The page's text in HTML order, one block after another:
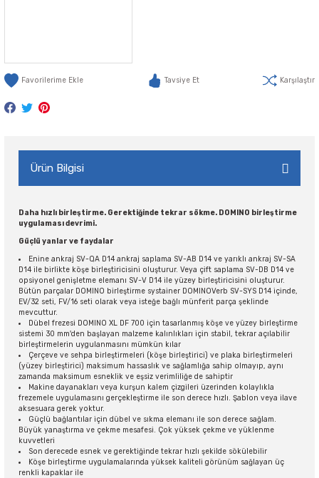
Tavsiye Et Karşılaştır
Ürün Bilgisi
Daha hızlı birleştirme. Gerektiğinde tekrar sökme. DOMINO birleştirme
uygulaması devrimi.
Güçlü yanlar ve faydalar
Enine ankraj SV-QA D14 ankraj saplama SV-AB D14 ve yarıklı ankraj SV-SA
D14 ile birlikte köşe birleştiricisini oluşturur. Veya çift saplama SV-DB D14 ve
opsiyonel genişletme elemanı SV-V D14 ile yüzey birleştiricisini oluşturur.
Bütün parçalar DOMINO birleştirme systainer DOMINOVerb SV-SYS D14 içinde,
EV/32 seti, FV/16 seti olarak veya isteğe bağlı münferit parça şeklinde
mevcuttur.
Dübel frezesi DOMINO XL DF 700 için tasarlanmış köşe ve yüzey birleştirme
sistemi 30 mm'den başlayan malzeme kalınlıkları için stabil, tekrar açılabilir
birleştirmelerin uygulanmasını mümkün kılar
Çerçeve ve sehpa birleştirmeleri (köşe birleştirici) ve plaka birleştirmeleri
(yüzey birleştirici) maksimum hassaslık ve sağlamlığa sahip olmayıp, aynı
zamanda maksimum esneklik ve eşsiz verimliliğe de sahiptir
Makine dayanakları veya kurşun kalem çizgileri üzerinden kolaylıkla
frezemele uygulamasını gerçekleştirme ile son derece hızlı. Şablon veya ilave
aksesuara gerek yoktur.
Güçlü bağlantılar için dübel ve sıkma elemanı ile son derece sağlam.
Büyük yanaştırma ve çekme mesafesi. Çok yüksek çekme ve yüklenme
kuvvetleri
Son derecede esnek ve gerektiğinde tekrar hızlı şekilde sökülebilir
Köşe birleştirme uygulamalarında yüksek kaliteli görünüm sağlayan üç
renkli kapaklar ile